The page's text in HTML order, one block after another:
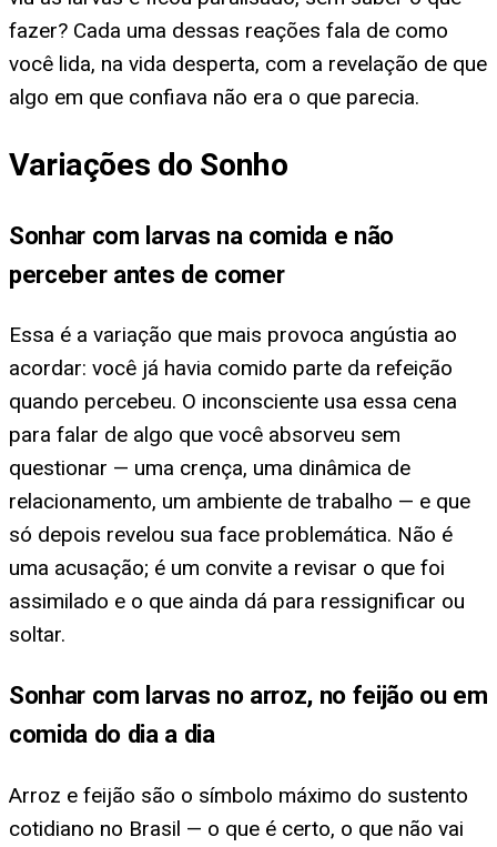
fazer? Cada uma dessas reações fala de como
você lida, na vida desperta, com a revelação de que
algo em que confiava não era o que parecia.
Variações do Sonho
Sonhar com larvas na comida e não
perceber antes de comer
Essa é a variação que mais provoca angústia ao
acordar: você já havia comido parte da refeição
quando percebeu. O inconsciente usa essa cena
para falar de algo que você absorveu sem
questionar — uma crença, uma dinâmica de
relacionamento, um ambiente de trabalho — e que
só depois revelou sua face problemática. Não é
uma acusação; é um convite a revisar o que foi
assimilado e o que ainda dá para ressignificar ou
soltar.
Sonhar com larvas no arroz, no feijão ou em
comida do dia a dia
Arroz e feijão são o símbolo máximo do sustento
cotidiano no Brasil — o que é certo, o que não vai